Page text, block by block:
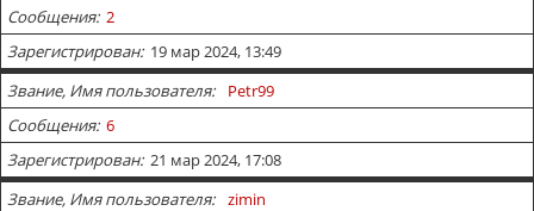
Сообщения 2
Зарегистрирован 19 мар 2024, 13:49
Звание, Имя пользователя
Petr99
Сообщения 6
Зарегистрирован 21 мар 2024, 17:08
Звание, Имя пользователя
zimin